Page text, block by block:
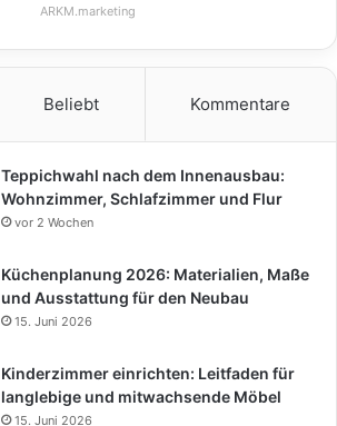
ARKM.marketing
Beliebt Kommentare
Teppichwahl nach dem Innenausbau:
Wohnzimmer, Schlafzimmer und Flur
vor 2 Wochen
Küchenplanung 2026: Materialien, Maße
und Ausstattung für den Neubau
15. Juni 2026
Kinderzimmer einrichten: Leitfaden für
langlebige und mitwachsende Möbel
15. Juni 2026